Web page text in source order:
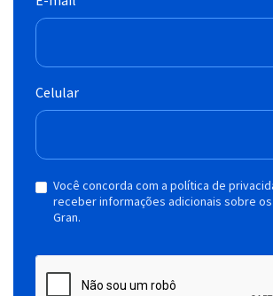
Celular
Você concorda com a política de
receber informações adicionais sobre
Gran.